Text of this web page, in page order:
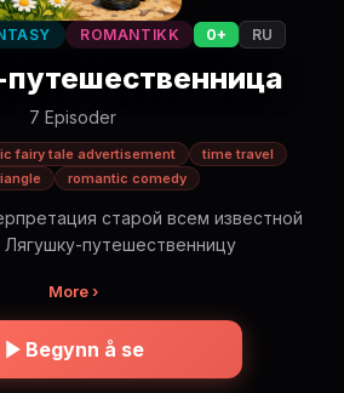
ROMANTIKK 0+ RU
7 Episoder
fairy tale advertisement
time travel
romantic comedy
старой всем известной
Лягушку-путешественницу
More ›
Begynn å se